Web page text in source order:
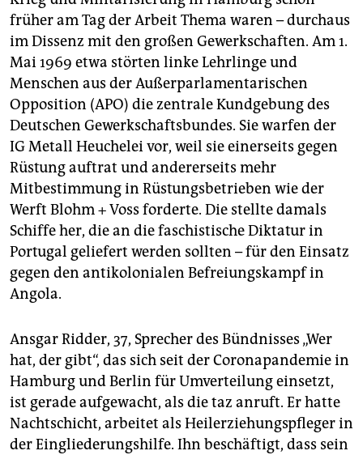
früher am Tag der Arbeit Thema waren – durchaus
im Dissenz mit den großen Gewerkschaften. Am 1.
Mai 1969 etwa störten linke Lehrlinge und
Menschen aus der Außerparlamentarischen
Opposition (APO) die zentrale Kundgebung des
Deutschen Gewerkschaftsbundes. Sie warfen der
IG Metall Heuchelei vor, weil sie einerseits gegen
Rüstung auftrat und andererseits mehr
Mitbestimmung in Rüstungsbetrieben wie der
Werft Blohm + Voss forderte. Die stellte damals
Schiffe her, die an die faschistische Diktatur in
Portugal geliefert werden sollten – für den Einsatz
gegen den antikolonialen Befreiungskampf in
Angola.
Ansgar Ridder, 37, Sprecher des Bündnisses „Wer
hat, der gibt“, das sich seit der Coronapandemie in
Hamburg und Berlin für Umverteilung einsetzt,
ist gerade aufgewacht, als die taz anruft. Er hatte
Nachtschicht, arbeitet als Heilerziehungspfleger in
der Eingliederungshilfe. Ihn beschäftigt, dass sein